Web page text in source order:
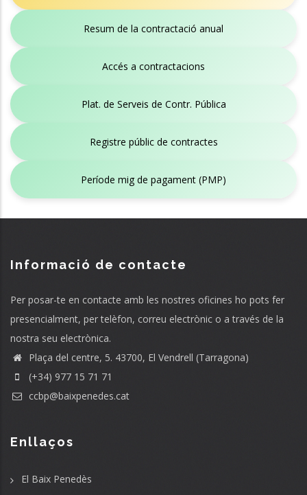
Resum de la contractació anual
Accés a contractacions
Plat. de Serveis de Contr. Pública
Registre públic de contractes
Període mig de pagament (PMP)
Informació de contacte
Per posar-te en contacte amb les nostres oficines ho pots fer
presencialment, per telèfon, correu electrònic o a través de la
nostra seu electrònica.
Plaça del centre, 5. 43700, El Vendrell (Tarragona)
(+34) 977 15 71 71
ccbp@baixpenedes.cat
Enllaços
El Baix Penedès